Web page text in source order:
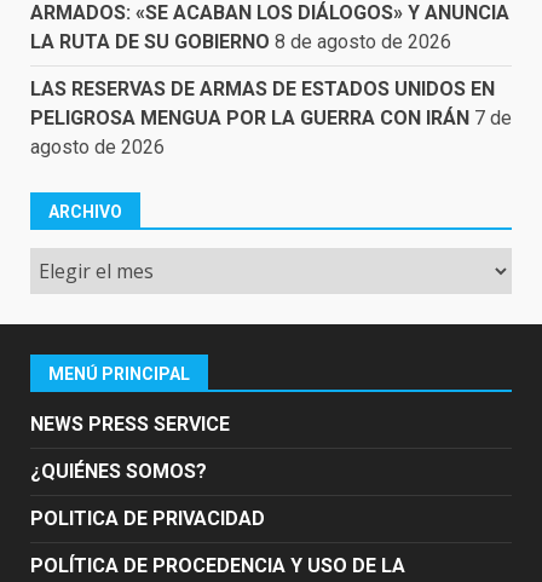
ARMADOS: «SE ACABAN LOS DIÁLOGOS» Y ANUNCIA
LA RUTA DE SU GOBIERNO 8 de agosto de 2026
LAS RESERVAS DE ARMAS DE ESTADOS UNIDOS EN
PELIGROSA MENGUA POR LA GUERRA CON IRÁN 7 de
agosto de 2026
ARCHIVO
Archivo
MENÚ PRINCIPAL
NEWS PRESS SERVICE
¿QUIÉNES SOMOS?
POLITICA DE PRIVACIDAD
POLÍTICA DE PROCEDENCIA Y USO DE LA